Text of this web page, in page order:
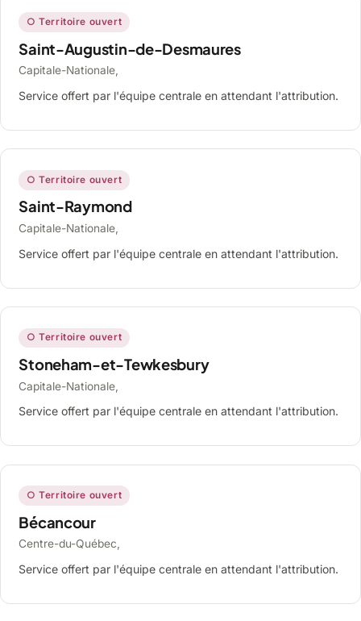
○ Territoire ouvert
Saint-Augustin-de-Desmaures
Capitale-Nationale,
Service offert par l'équipe centrale en attendant l'attribution.
○ Territoire ouvert
Saint-Raymond
Capitale-Nationale,
Service offert par l'équipe centrale en attendant l'attribution.
○ Territoire ouvert
Stoneham-et-Tewkesbury
Capitale-Nationale,
Service offert par l'équipe centrale en attendant l'attribution.
○ Territoire ouvert
Bécancour
Centre-du-Québec,
Service offert par l'équipe centrale en attendant l'attribution.